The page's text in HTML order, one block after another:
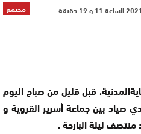
مجتمع
قبل قليل من صباح اليوم
صياد بين جماعة أسرير القروية و
ليلة البارحة .